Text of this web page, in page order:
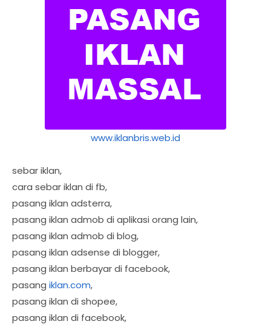
www.iklanbris.web.id
sebar iklan,
cara sebar iklan di fb,
pasang iklan adsterra,
pasang iklan admob di aplikasi orang lain,
pasang iklan admob di blog,
pasang iklan adsense di blogger,
pasang iklan berbayar di facebook,
pasang iklan.com,
pasang iklan di shopee,
pasang iklan di facebook,